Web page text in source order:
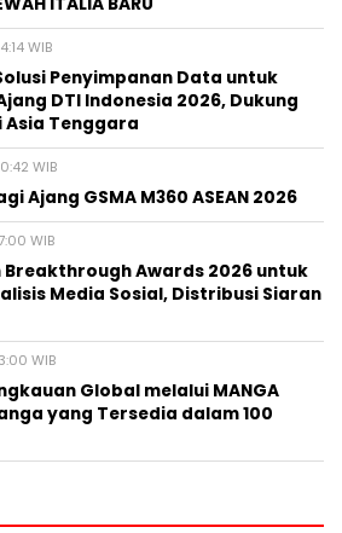
WIB
Penyimpanan Data untuk
DTI Indonesia 2026, Dukung
Asia Tenggara
WIB
Ajang GSMA M360 ASEAN 2026
WIB
Breakthrough Awards 2026 untuk
Media Sosial, Distribusi Siaran
WIB
Global melalui MANGA
yang Tersedia dalam 100